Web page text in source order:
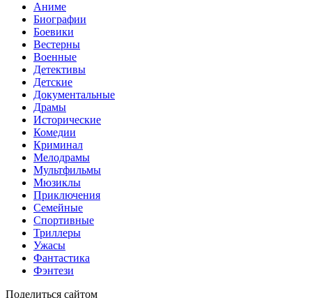
Аниме
Биографии
Боевики
Вестерны
Военные
Детективы
Детские
Документальные
Драмы
Исторические
Комедии
Криминал
Мелодрамы
Мультфильмы
Мюзиклы
Приключения
Семейные
Спортивные
Триллеры
Ужасы
Фантастика
Фэнтези
Поделиться сайтом